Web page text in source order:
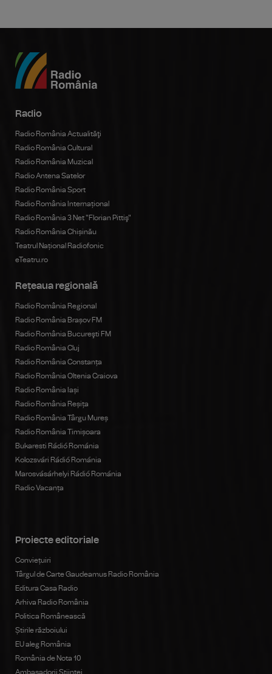
Radio
Radio România Actualităţi
Radio România Cultural
Radio România Muzical
Radio Antena Satelor
Radio România Sport
Radio România Internațional
Radio România 3 Net "Florian Pittiş"
Radio România Chișinău
Teatrul Național Radiofonic
eTeatru.ro
Rețeaua regională
Radio România Regional
Radio România Brașov FM
Radio România Bucureşti FM
Radio România Cluj
Radio România Constanța
Radio România Oltenia Craiova
Radio România Iași
Radio România Reșița
Radio România Târgu Mureș
Radio România Timișoara
Bukaresti Rádió Románia
Kolozsvári Rádió Románia
Marosvásárhelyi Rádió Románia
Radio Vacanța
Proiecte editoriale
Conviețuiri
Târgul de Carte Gaudeamus Radio România
Editura Casa Radio
Arhiva Radio România
Politica Românească
Știrile războiului
EU aleg România
România de Nota 10
Ambasadorii Științei